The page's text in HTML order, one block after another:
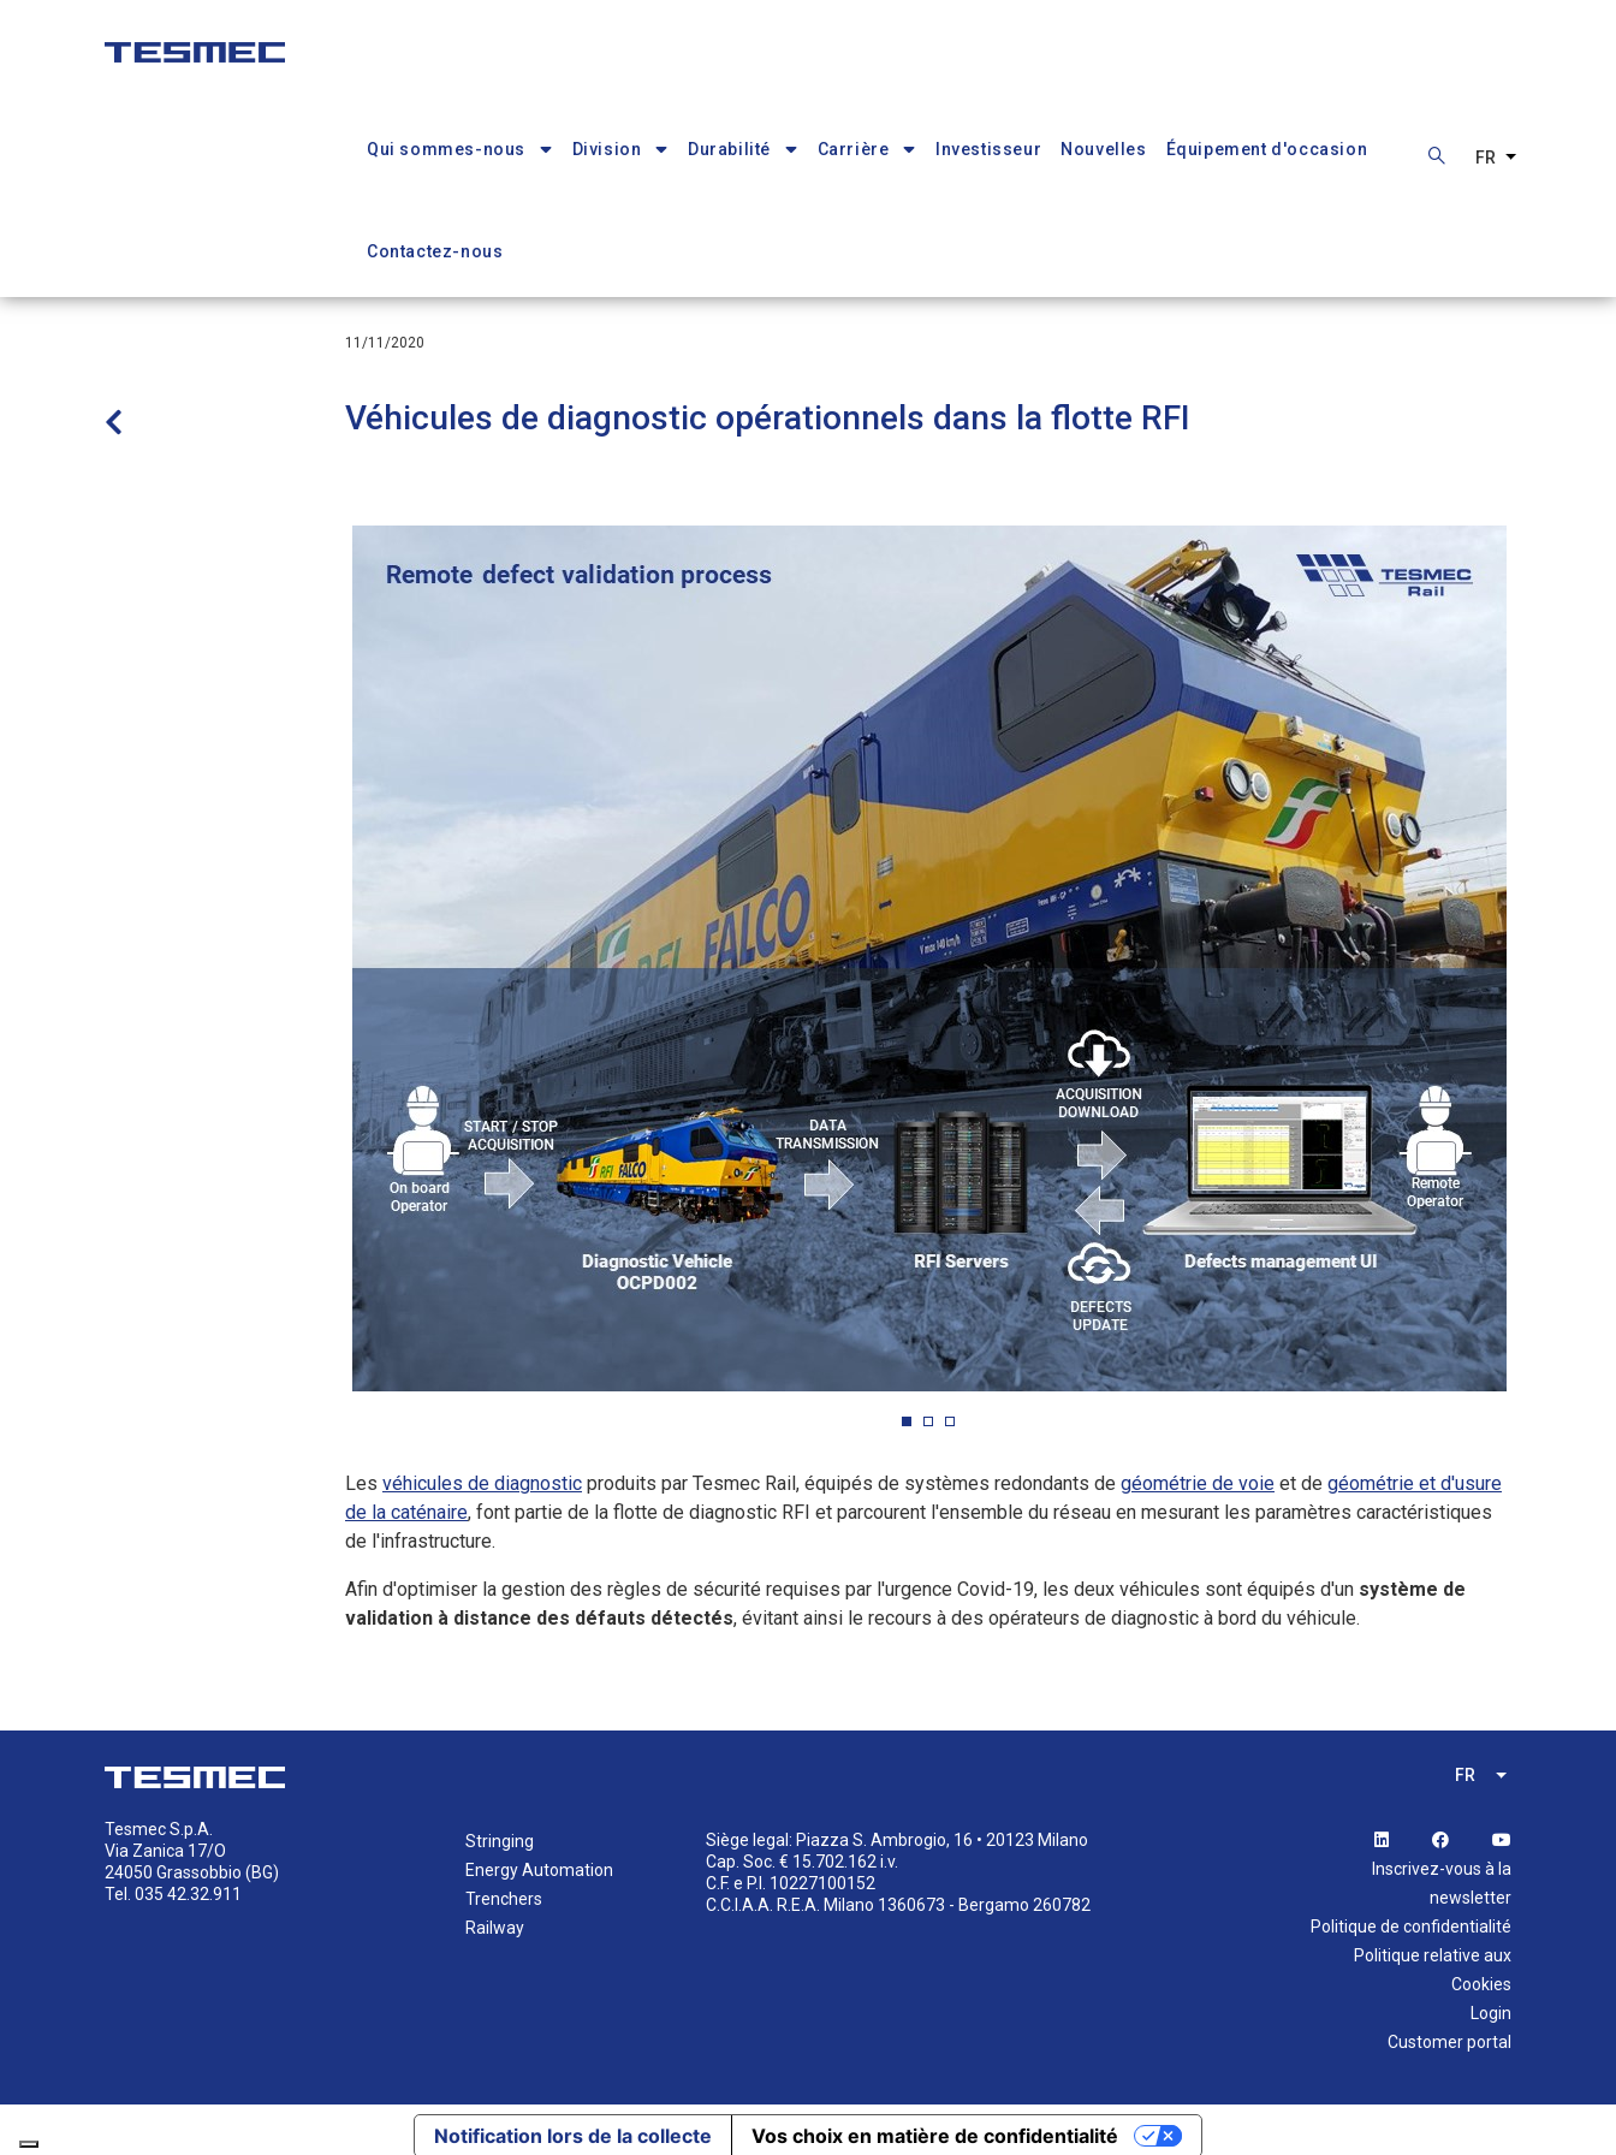
navigation
Qui sommes-nous Division Durabilité Carrière Investisseur Nouvelles Équipement d'occasion
Contactez-nous
FR Lister les
11/11/2020
Véhicules de diagnostic opérationnels dans la flotte RFI
Les véhicules de diagnostic produits par Tesmec Rail, équipés de systèmes redondants de géométrie de voie et de géométrie et d'usure
de la caténaire, font partie de la flotte de diagnostic RFI et parcourent l'ensemble du réseau en mesurant les paramètres caractéristiques
de l'infrastructure.
Afin d'optimiser la gestion des règles de sécurité requises par l'urgence Covid-19, les deux véhicules sont équipés d'un système de
validation à distance des défauts détectés, évitant ainsi le recours à des opérateurs de diagnostic à bord du véhicule.
Tesmec S.p.A.
Via Zanica 17/O
24050 Grassobbio (BG)
Tel. 035 42.32.911
Stringing
Energy Automation
Trenchers
Railway
Siège legal: Piazza S. Ambrogio, 16 • 20123 Milano
Cap. Soc. € 15.702.162 i.v.
C.F. e P.I. 10227100152
C.C.I.A.A. R.E.A. Milano 1360673 - Bergamo 260782
FR Lister les
Inscrivez-vous à la
newsletter
Politique de confidentialité
Politique relative aux
Cookies
Login
Customer portal
Notification lors de la collecte Vos choix en matière de confidentialité